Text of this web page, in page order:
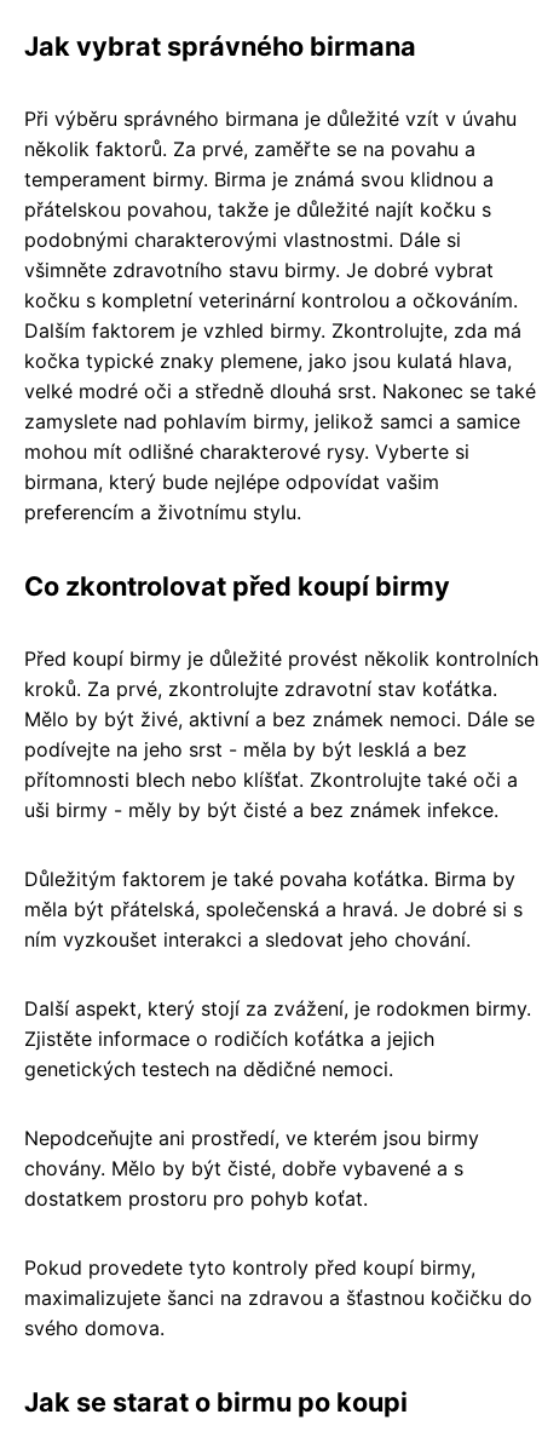
Jak vybrat správného birmana
Při výběru správného birmana je důležité vzít v úvahu
několik faktorů. Za prvé, zaměřte se na povahu a
temperament birmy. Birma je známá svou klidnou a
přátelskou povahou, takže je důležité najít kočku s
podobnými charakterovými vlastnostmi. Dále si
všimněte zdravotního stavu birmy. Je dobré vybrat
kočku s kompletní veterinární kontrolou a očkováním.
Dalším faktorem je vzhled birmy. Zkontrolujte, zda má
kočka typické znaky plemene, jako jsou kulatá hlava,
velké modré oči a středně dlouhá srst. Nakonec se také
zamyslete nad pohlavím birmy, jelikož samci a samice
mohou mít odlišné charakterové rysy. Vyberte si
birmana, který bude nejlépe odpovídat vašim
preferencím a životnímu stylu.
Co zkontrolovat před koupí birmy
Před koupí birmy je důležité provést několik kontrolních
kroků. Za prvé, zkontrolujte zdravotní stav koťátka.
Mělo by být živé, aktivní a bez známek nemoci. Dále se
podívejte na jeho srst - měla by být lesklá a bez
přítomnosti blech nebo klíšťat. Zkontrolujte také oči a
uši birmy - měly by být čisté a bez známek infekce.
Důležitým faktorem je také povaha koťátka. Birma by
měla být přátelská, společenská a hravá. Je dobré si s
ním vyzkoušet interakci a sledovat jeho chování.
Další aspekt, který stojí za zvážení, je rodokmen birmy.
Zjistěte informace o rodičích koťátka a jejich
genetických testech na dědičné nemoci.
Nepodceňujte ani prostředí, ve kterém jsou birmy
chovány. Mělo by být čisté, dobře vybavené a s
dostatkem prostoru pro pohyb koťat.
Pokud provedete tyto kontroly před koupí birmy,
maximalizujete šanci na zdravou a šťastnou kočičku do
svého domova.
Jak se starat o birmu po koupi